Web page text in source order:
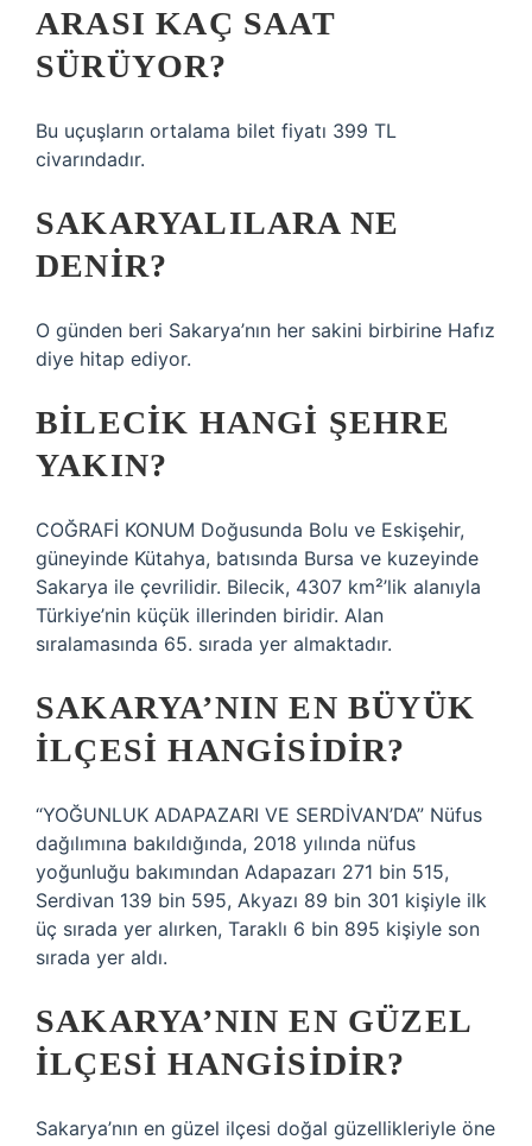
ARASI KAÇ SAAT
SÜRÜYOR?
Bu uçuşların ortalama bilet fiyatı 399 TL
civarındadır.
SAKARYALILARA NE
DENIR?
O günden beri Sakarya’nın her sakini birbirine Hafız
diye hitap ediyor.
BILECIK HANGI ŞEHRE
YAKIN?
COĞRAFİ KONUM Doğusunda Bolu ve Eskişehir,
güneyinde Kütahya, batısında Bursa ve kuzeyinde
Sakarya ile çevrilidir. Bilecik, 4307 km²’lik alanıyla
Türkiye’nin küçük illerinden biridir. Alan
sıralamasında 65. sırada yer almaktadır.
SAKARYA’NIN EN BÜYÜK
ILÇESI HANGISIDIR?
“YOĞUNLUK ADAPAZARI VE SERDİVAN’DA” Nüfus
dağılımına bakıldığında, 2018 yılında nüfus
yoğunluğu bakımından Adapazarı 271 bin 515,
Serdivan 139 bin 595, Akyazı 89 bin 301 kişiyle ilk
üç sırada yer alırken, Taraklı 6 bin 895 kişiyle son
sırada yer aldı.
SAKARYA’NIN EN GÜZEL
ILÇESI HANGISIDIR?
Sakarya’nın en güzel ilçesi doğal güzellikleriyle öne